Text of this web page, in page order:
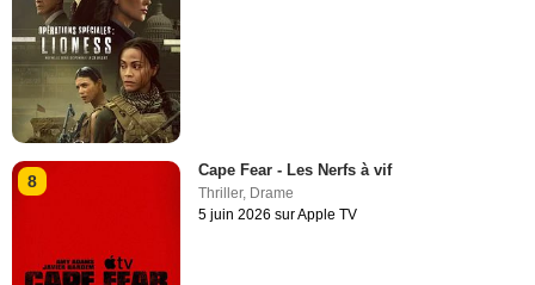
8
Cape Fear - Les Nerfs à vif
Thriller, Drame
5 juin 2026 sur Apple TV